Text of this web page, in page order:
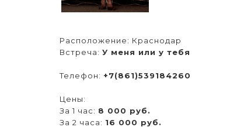
Расположение: Краснодар
Встреча: У меня или у тебя
Телефон: +7(861)539184260
Цены:
За 1 час: 8 000 руб.
За 2 часа: 16 000 руб.